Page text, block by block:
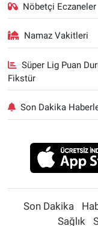
Nöbetçi Eczaneler
Namaz Vakitleri
Süper Lig Puan
Fikstür
Son Dakika
Son Dakika
Sağlık